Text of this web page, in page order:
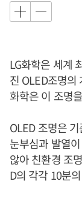
LG화학은 세계
진 OLED조명의
화학은 이 조명
OLED 조명은
눈부심과 발열
않아 친환경 조
D의 각각 10분